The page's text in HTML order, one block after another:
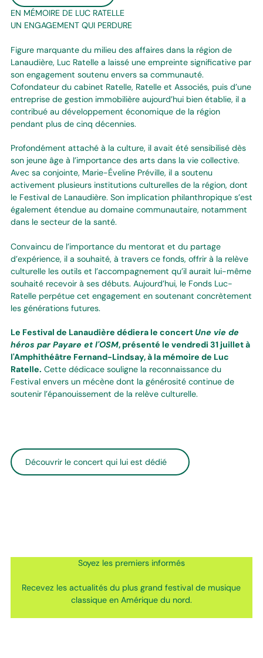
EN MÉMOIRE DE LUC RATELLE
UN ENGAGEMENT QUI PERDURE
Figure marquante du milieu des affaires dans la région de
Lanaudière, Luc Ratelle a laissé une empreinte significative par
son engagement soutenu envers sa communauté.
Cofondateur du cabinet Ratelle, Ratelle et Associés, puis d’une
entreprise de gestion immobilière aujourd’hui bien établie, il a
contribué au développement économique de la région
pendant plus de cinq décennies.
Profondément attaché à la culture, il avait été sensibilisé dès
son jeune âge à l’importance des arts dans la vie collective.
Avec sa conjointe, Marie-Éveline Préville, il a soutenu
activement plusieurs institutions culturelles de la région, dont
le Festival de Lanaudière. Son implication philanthropique s’est
également étendue au domaine communautaire, notamment
dans le secteur de la santé.
Convaincu de l’importance du mentorat et du partage
d’expérience, il a souhaité, à travers ce fonds, offrir à la relève
culturelle les outils et l’accompagnement qu’il aurait lui-même
souhaité recevoir à ses débuts. Aujourd’hui, le Fonds Luc-
Ratelle perpétue cet engagement en soutenant concrètement
les générations futures.
Le Festival de Lanaudière dédiera le concert Une vie de
héros par Payare et l'OSM, présenté le vendredi 31 juillet à
l'Amphithéâtre Fernand-Lindsay, à la mémoire de Luc
Ratelle. Cette dédicace souligne la reconnaissance du
Festival envers un mécène dont la générosité continue de
soutenir l’épanouissement de la relève culturelle.
Découvrir le concert qui lui est dédié
Soyez les premiers informés
Recevez les actualités du plus grand festival de musique
classique en Amérique du nord.